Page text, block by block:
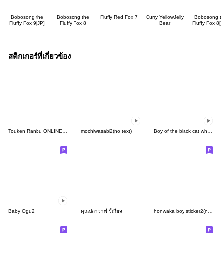
Bobosong the
Fluffy Fox 9[JP]
Bobosong the
Fluffy Fox 8
Fluffy Red Fox 7
Curry YellowJelly
Bear
Bobosong
Fluffy Fox
สติกเกอร์ที่เกี่ยวข้อง
Touken Ranbu ONLINE "Mamenosuke" Vol.1 mochiwasabi2(no text) Boy of the black cat which moves7
Baby Ogu2 คุณปลาวาฬ ขี้เกียจ